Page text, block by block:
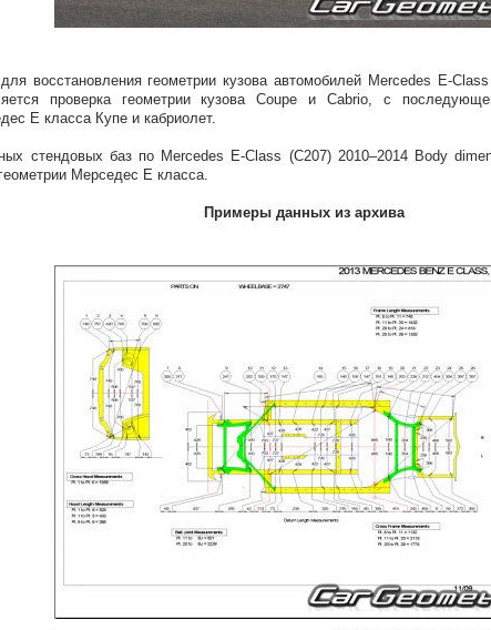
восстановления геометрии кузова автомобилей Mercedes E-
проверка геометрии кузова Coupe и Cabrio, с
Е класса Купе и кабриолет.
стендовых баз по Mercedes E-Class (C207) 2010–2014 Body
Мерседес Е класса.
Примеры данных из архива